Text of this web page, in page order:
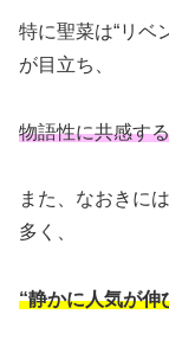
特に聖菜は“リベ
が目立ち、
物語性に共感す
また、なおきに
多く、
“静かに人気が伸